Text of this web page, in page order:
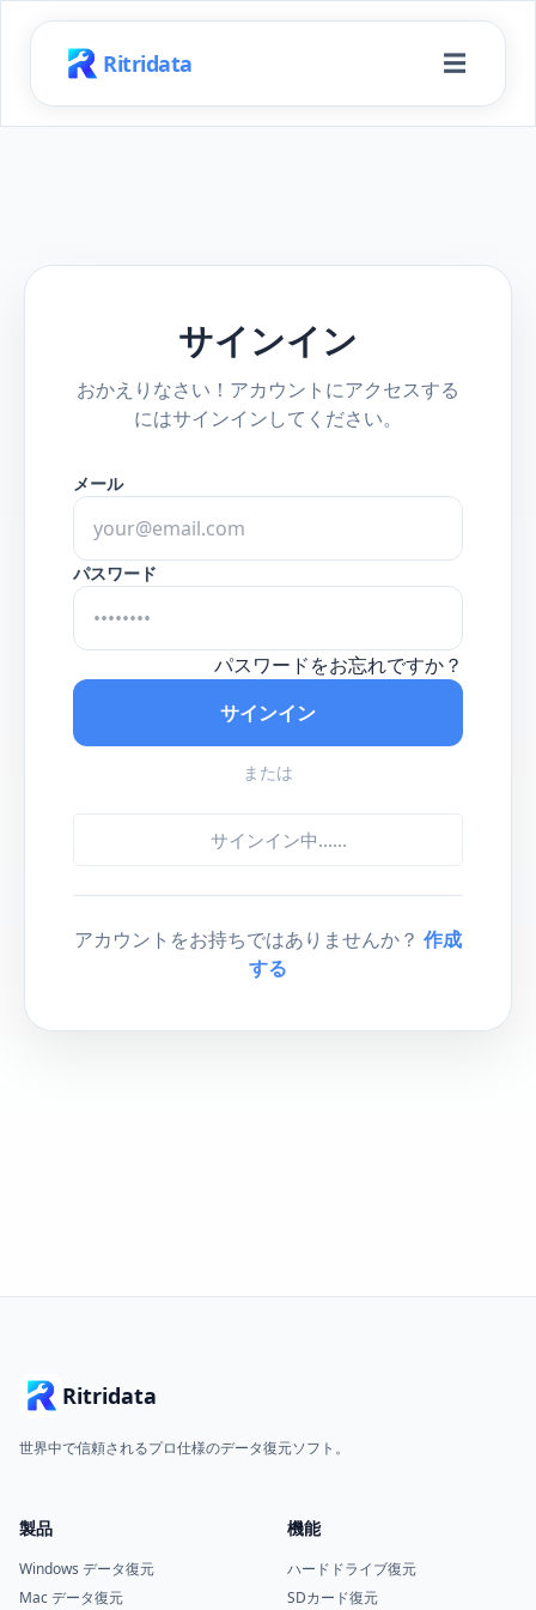
Ritridata ☰
サインイン
おかえりなさい！アカウントにアクセスする
にはサインインしてください。
メール
パスワード
パスワードをお忘れですか？
サインイン
または
サインイン中......
アカウントをお持ちではありませんか？ 作成
する
Ritridata
世界中で信頼されるプロ仕様のデータ復元ソフト。
製品
Windows データ復元
Mac データ復元
機能
ハードドライブ復元
SDカード復元